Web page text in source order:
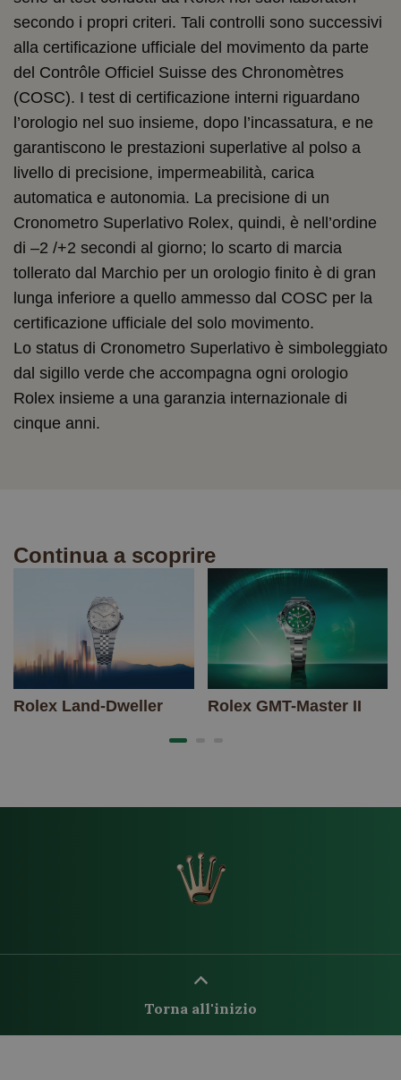
secondo i propri criteri. Tali controlli sono successivi
alla certificazione ufficiale del movimento da parte
del Contrôle Officiel Suisse des Chronomètres
(COSC). I test di certificazione interni riguardano
l’orologio nel suo insieme, dopo l’incassatura, e ne
garantiscono le prestazioni superlative al polso a
livello di precisione, impermeabilità, carica
automatica e autonomia. La precisione di un
Cronometro Superlativo Rolex, quindi, è nell’ordine
di –2 /+2 secondi al giorno; lo scarto di marcia
tollerato dal Marchio per un orologio finito è di gran
lunga inferiore a quello ammesso dal COSC per la
certificazione ufficiale del solo movimento.
Lo status di Cronometro Superlativo è simboleggiato
dal sigillo verde che accompagna ogni orologio
Rolex insieme a una garanzia internazionale di
cinque anni.
Continua a scoprire
Rolex Land-Dweller Rolex GMT-Master II
Torna all'inizio